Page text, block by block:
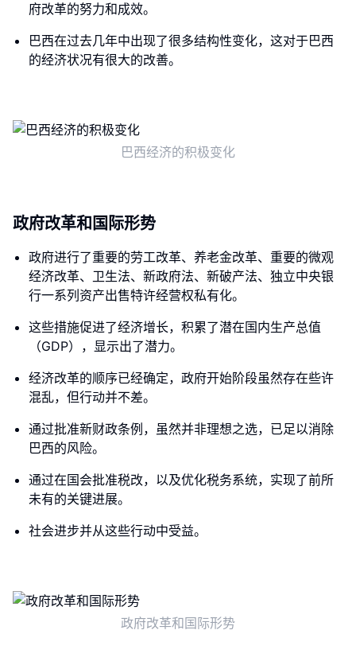
府改革的努力和成效。
巴西在过去几年中出现了很多结构性变化，这对于巴西
的经济状况有很大的改善。
巴西经济的积极变化
政府改革和国际形势
政府进行了重要的劳工改革、养老金改革、重要的微观
经济改革、卫生法、新政府法、新破产法、独立中央银
行一系列资产出售特许经营权私有化。
这些措施促进了经济增长，积累了潜在国内生产总值
（GDP），显示出了潜力。
经济改革的顺序已经确定，政府开始阶段虽然存在些许
混乱，但行动并不差。
通过批准新财政条例，虽然并非理想之选，已足以消除
巴西的风险。
通过在国会批准税改，以及优化税务系统，实现了前所
未有的关键进展。
社会进步并从这些行动中受益。
政府改革和国际形势